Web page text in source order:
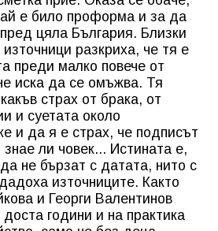
е било проформа и за да
цяла България. Близки
разкриха, че тя е
преди малко повече от
иска да се омъжва. Тя
страх от брака, от
и суетата около
и да я е страх, че подписът
ли човек... Истината е,
не бързат с датата, нито с
източниците. Както
и Георги Валентинов
години и на практика